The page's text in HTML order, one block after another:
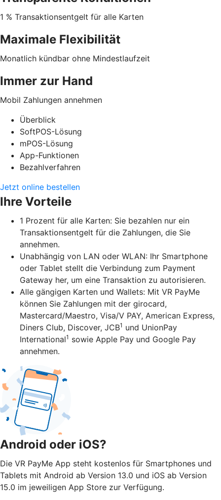
1 % Transaktionsentgelt für alle Karten
Maximale Flexibilität
Monatlich kündbar ohne Mindestlaufzeit
Immer zur Hand
Mobil Zahlungen annehmen
Überblick
SoftPOS-Lösung
mPOS-Lösung
App-Funktionen
Bezahlverfahren
Jetzt online bestellen
Ihre Vorteile
1 Prozent für alle Karten: Sie bezahlen nur ein
Transaktionsentgelt für die Zahlungen, die Sie
annehmen.
Unabhängig von LAN oder WLAN: Ihr Smartphone
oder Tablet stellt die Verbindung zum Payment
Gateway her, um eine Transaktion zu autorisieren.
Alle gängigen Karten und Wallets: Mit VR PayMe
können Sie Zahlungen mit der girocard,
Mastercard/Maestro, Visa/V PAY, American Express,
Diners Club, Discover, JCB1 und UnionPay
International1 sowie Apple Pay und Google Pay
annehmen.
Android oder iOS?
Die VR PayMe App steht kostenlos für Smartphones und
Tablets mit Android ab Version 13.0 und iOS ab Version
15.0 im jeweiligen App Store zur Verfügung.